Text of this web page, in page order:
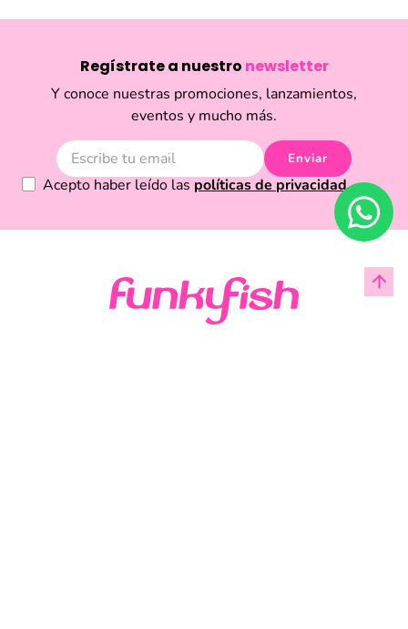
Regístrate a nuestro newsletter
Y conoce nuestras promociones, lanzamientos,
eventos y mucho más.
Enviar
Acepto haber leído las políticas de privacidad.